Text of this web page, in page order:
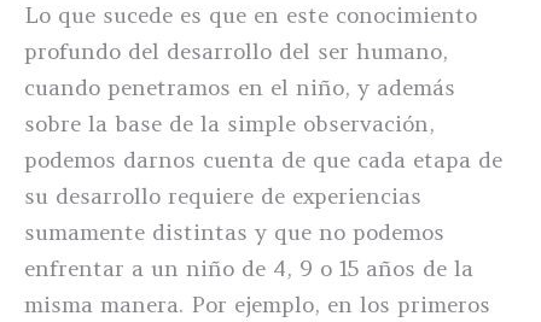
Lo que sucede es que en este conocimiento
profundo del desarrollo del ser humano,
cuando penetramos en el niño, y además
sobre la base de la simple observación,
podemos darnos cuenta de que cada etapa de
su desarrollo requiere de experiencias
sumamente distintas y que no podemos
enfrentar a un niño de 4, 9 o 15 años de la
misma manera. Por ejemplo, en los primeros